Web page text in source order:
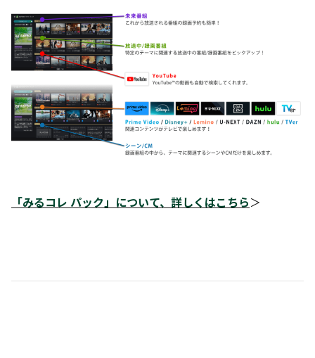
「みるコレ パック」について、詳しくはこちら＞